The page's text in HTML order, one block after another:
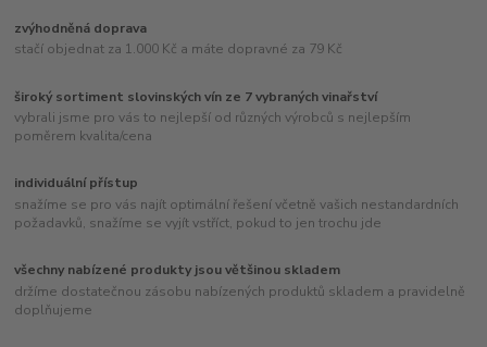
zvýhodněná doprava
stačí objednat za 1.000 Kč a máte dopravné za 79 Kč
široký sortiment slovinských vín ze 7 vybraných vinařství
vybrali jsme pro vás to nejlepší od různých výrobců s nejlepším
poměrem kvalita/cena
individuální přístup
snažíme se pro vás najít optimální řešení včetně vašich nestandardních
požadavků, snažíme se vyjít vstříct, pokud to jen trochu jde
všechny nabízené produkty jsou většinou skladem
držíme dostatečnou zásobu nabízených produktů skladem a pravidelně
doplňujeme